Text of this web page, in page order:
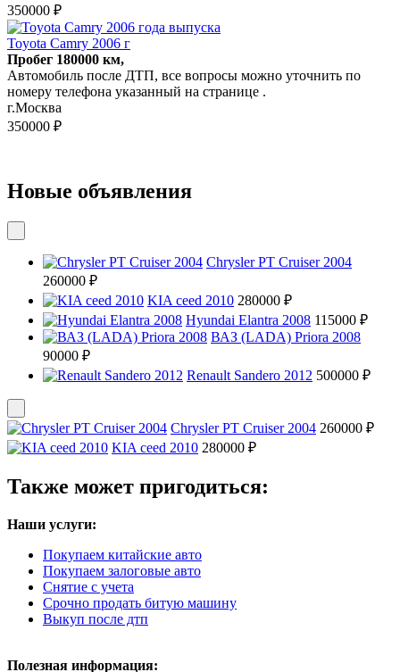
350000 ₽
Toyota Camry 2006 г
Пробег 180000 км,
Автомобиль после ДТП, все вопросы можно уточнить по
номеру телефона указанный на странице .
г.Москва
350000 ₽
Новые объявления
Chrysler PT Cruiser 2004
260000 ₽
KIA ceed 2010 280000 ₽
Hyundai Elantra 2008 115000 ₽
ВАЗ (LADA) Priora 2008
90000 ₽
Renault Sandero 2012 500000 ₽
Chrysler PT Cruiser 2004 260000 ₽
KIA ceed 2010 280000 ₽
Также может пригодиться:
Наши услуги:
Покупаем китайские авто
Покупаем залоговые авто
Снятие с учета
Срочно продать битую машину
Выкуп после дтп
Полезная информация: